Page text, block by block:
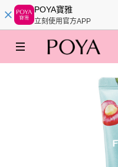
POYA寶雅
立刻使用官方APP